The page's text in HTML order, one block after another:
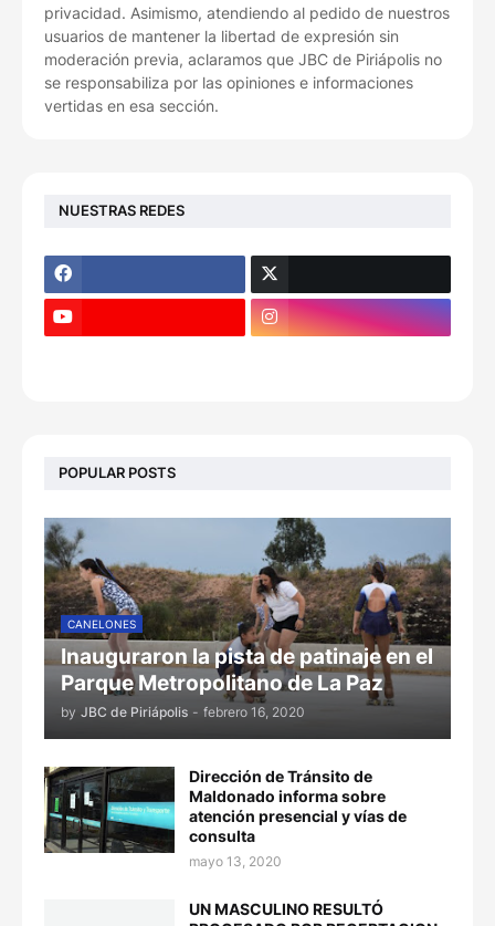
privacidad. Asimismo, atendiendo al pedido de nuestros
usuarios de mantener la libertad de expresión sin
moderación previa, aclaramos que JBC de Piriápolis no
se responsabiliza por las opiniones e informaciones
vertidas en esa sección.
NUESTRAS REDES
POPULAR POSTS
CANELONES
Inauguraron la pista de patinaje en el
Parque Metropolitano de La Paz
by JBC de Piriápolis - febrero 16, 2020
Dirección de Tránsito de
Maldonado informa sobre
atención presencial y vías de
consulta
mayo 13, 2020
UN MASCULINO RESULTÓ